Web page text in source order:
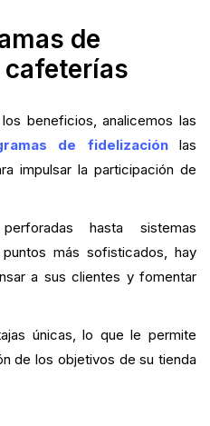
de
beneficios, analicemos las
de fidelizaciónlas
impulsar la participación de
hasta sistemas
más sofisticados, hay
a sus clientes y fomentar
únicas, lo que le permite
de los objetivos de su tienda